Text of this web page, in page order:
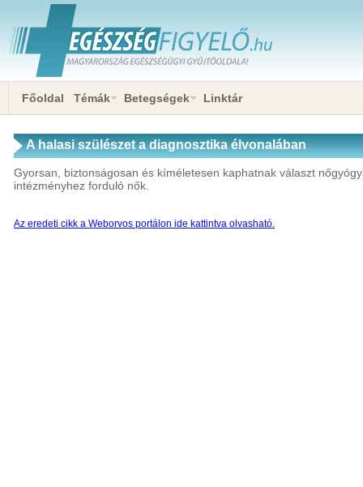
Főoldal Témák Betegségek Linktár
A halasi szülészet a diagnosztika élvonalában
Gyorsan, biztonságosan és kíméletesen kaphatnak választ
intézményhez forduló nők.
Az eredeti cikk a Weborvos portálon ide kattintva olvasható.